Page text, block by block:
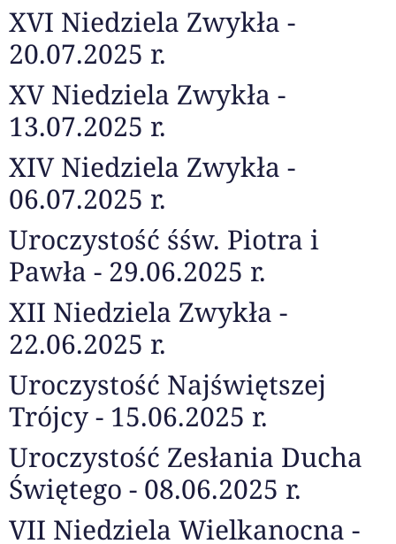
XVI Niedziela Zwykła -
20.07.2025 r.
XV Niedziela Zwykła -
13.07.2025 r.
XIV Niedziela Zwykła -
06.07.2025 r.
Uroczystość śśw. Piotra i
Pawła - 29.06.2025 r.
XII Niedziela Zwykła -
22.06.2025 r.
Uroczystość Najświętszej
Trójcy - 15.06.2025 r.
Uroczystość Zesłania Ducha
Świętego - 08.06.2025 r.
VII Niedziela Wielkanocna -